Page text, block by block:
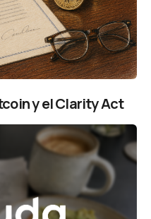
y el Clarity Act